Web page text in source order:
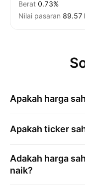
Berat 0.73%
Nilai pasaran ‪89.57
Apakah harga
Apakah ticker
Adakah harga
naik?